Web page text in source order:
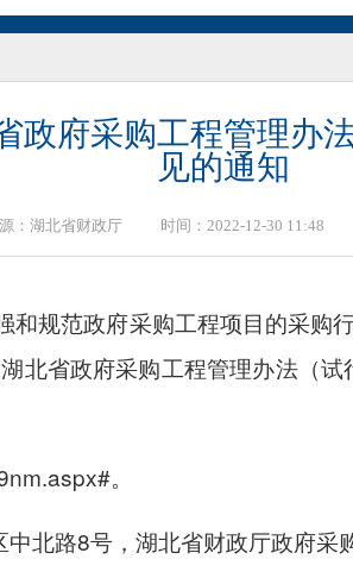
政府采购工程管理办
见的通知
： 湖北省财政厅 时间：2022-12-30 11:48
和规范政府采购工程项目的采
北省政府采购工程管理办法（
。
北路8号，湖北省财政厅政府采